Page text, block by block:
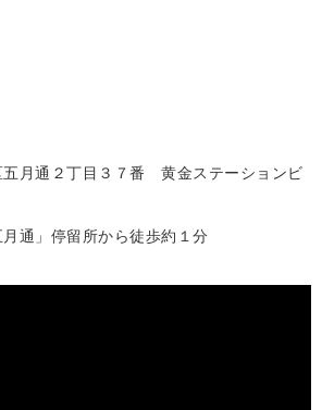
五月通２丁目３７番 黄金ステーションビ
通」停留所から徒歩約１分